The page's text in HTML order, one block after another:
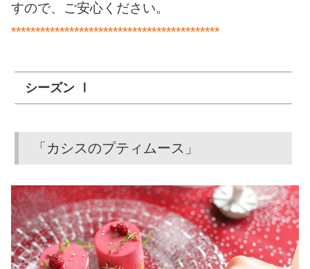
すので、ご安心ください。
*******************************************
シーズン Ⅰ
「カシスのプティムース」